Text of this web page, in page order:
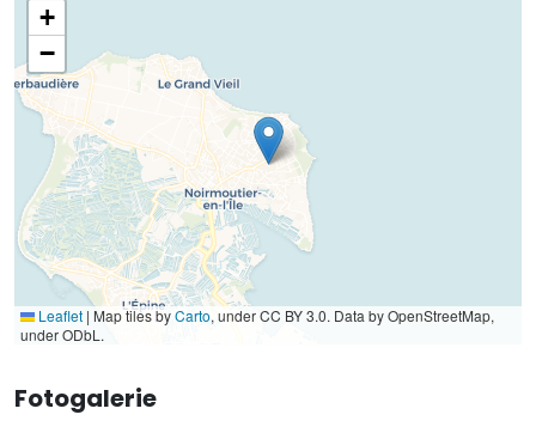
+
−
Leaflet | Map tiles byCarto, under CC BY 3.0. Data by OpenStreetMap,
under ODbL.
Fotogalerie